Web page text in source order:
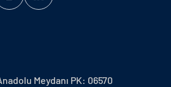
Meydanı PK: 06570